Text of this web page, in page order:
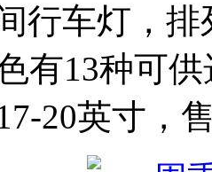
行车灯，排
有13种可
20英寸，